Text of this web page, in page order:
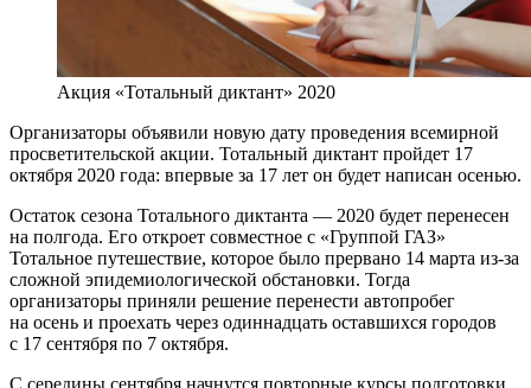
Акция «Тотальный диктант» 2020
Организаторы объявили новую дату проведения всемирной
просветительской акции. Тотальный диктант пройдет 17
октября 2020 года: впервые за 17 лет он будет написан осенью.
Остаток сезона Тотального диктанта ― 2020 будет перенесен
на полгода. Его откроет совместное с «Группой ГАЗ»
Тотальное путешествие, которое было прервано 14 марта из-за
сложной эпидемиологической обстановки. Тогда
организаторы приняли решение перенести автопробег
на осень и проехать через одиннадцать оставшихся городов
с 17 сентября по 7 октября.